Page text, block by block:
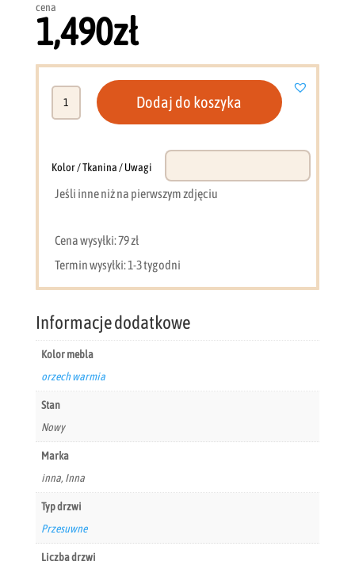
cena
1,490zł
orzech
+
lamele
NELA120
Dodaj do koszyka
Kolor / Tkanina / Uwagi
Jeśli inne niż na pierwszym zdjęciu
Cena wysyłki: 79 zł
Termin wysyłki: 1-3 tygodni
Informacje dodatkowe
Kolor mebla
orzech warmia
Stan
Nowy
Marka
inna, Inna
Typ drzwi
Przesuwne
Liczba drzwi